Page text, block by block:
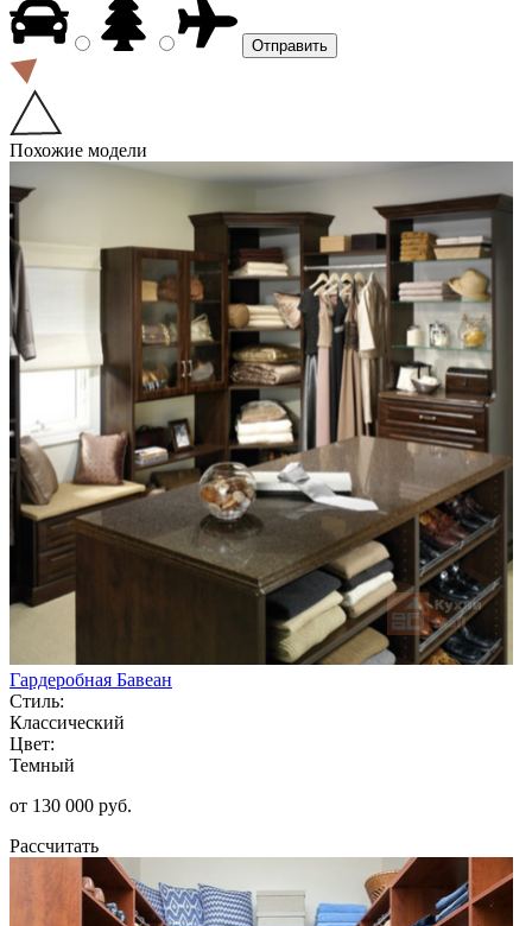
Похожие модели
Гардеробная Бавеан
Стиль:
Классический
Цвет:
Темный
от 130 000 руб.
Рассчитать